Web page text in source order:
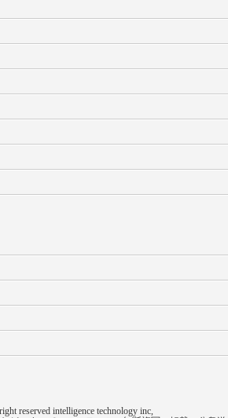
reserved intelligence technology inc,